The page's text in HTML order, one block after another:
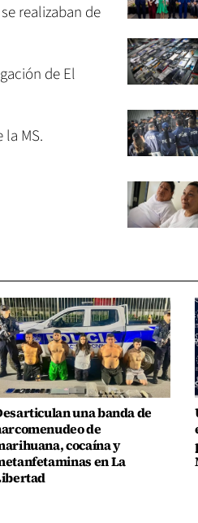
realizaban de
de El
MS.
una banda de
de
cocaína y
en La